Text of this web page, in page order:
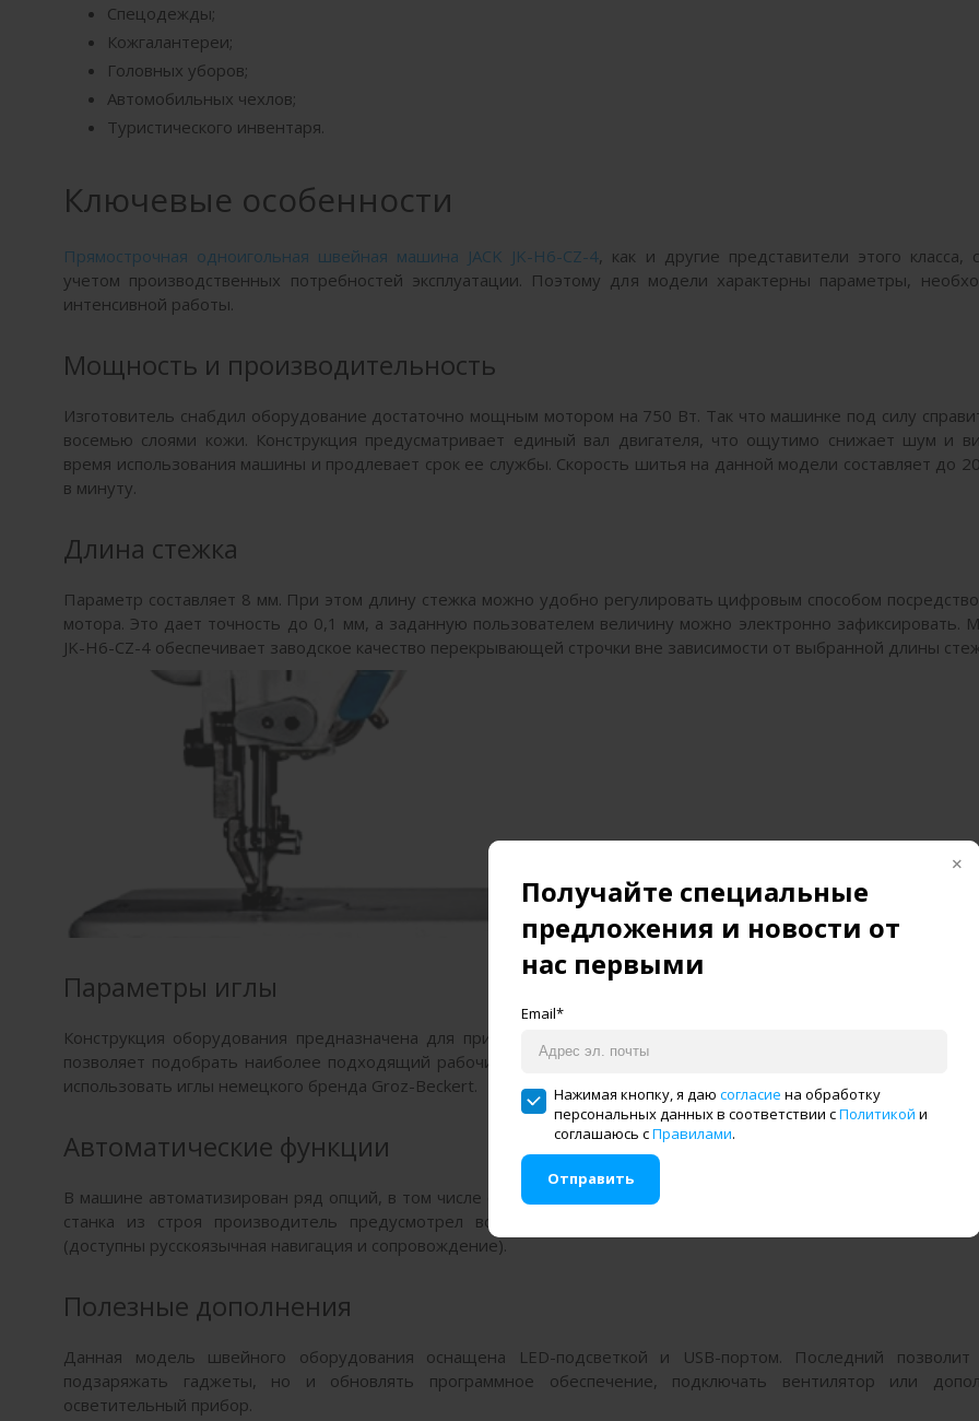
Получайте специальные
предложения и новости от
нас первыми
Email*
Нажимая кнопку, я даю согласие на обработку
персональных данных в соответствии сПолитикой и
соглашаюсь сПравилами.
Отправить
Спецодежды;
Кожгалантереи;
Головных уборов;
Автомобильных чехлов;
Туристического инвентаря.
Ключевые особенности
Прямострочная одноигольная швейная машина JACK JK-H6-CZ-4, как и другие представители этого класса,
учетом производственных потребностей эксплуатации. Поэтому для модели характерны параметры,
интенсивной работы.
Мощность и производительность
Изготовитель снабдил оборудование достаточно мощным мотором на 750 Вт. Так что машинке под силу
восемью слоями кожи. Конструкция предусматривает единый вал двигателя, что ощутимо снижает шум и
время использования машины и продлевает срок ее службы. Скорость шитья на данной модели составляет до
в минуту.
Длина стежка
Параметр составляет 8 мм. При этом длину стежка можно удобно регулировать цифровым способом
мотора. Это дает точность до 0,1 мм, а заданную пользователем величину можно электронно зафиксировать.
JK-H6-CZ-4 обеспечивает заводское качество перекрывающей строчки вне зависимости от выбранной длины
Параметры иглы
Конструкция оборудования предназначена для применения игл типа DРx17 23#. Их длина может
позволяет подобрать наиболее подходящий рабочий инструмент под выполняемые задачи. Производитель
использовать иглы немецкого бренда Groz-Beckert.
Автоматические функции
В машине автоматизирован ряд опций, в том числе система смазки, обрезка нити, закрепка, подъем лапки. В
станка из строя производитель предусмотрел возможность голосовой трансляции и подсказки
(доступны русскоязычная навигация и сопровождение).
Полезные дополнения
Данная модель швейного оборудования оснащена LED-подсветкой и USB-портом. Последний
подзаряжать гаджеты, но и обновлять программное обеспечение, подключать вентилятор или
осветительный прибор.